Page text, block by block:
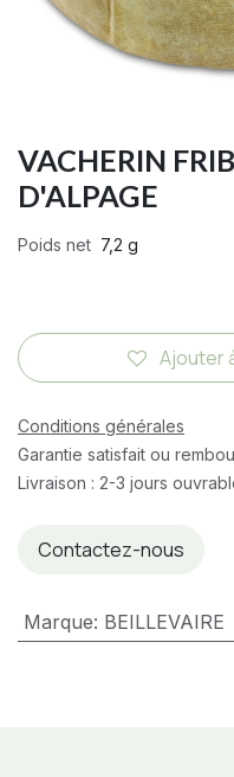
VACHERIN
D'ALPAGE
Poids net 7,2 g
Ajouter
Conditions générales
Garantie satisfait ou
Livraison : 2-3 jours
Contactez-nous
Marque: BEILLEVAIRE